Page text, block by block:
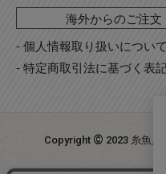
海外からのご注
- 個人情報取り扱いについて
- 特定商取引法に基づく表
Copyright © 2023 糸魚